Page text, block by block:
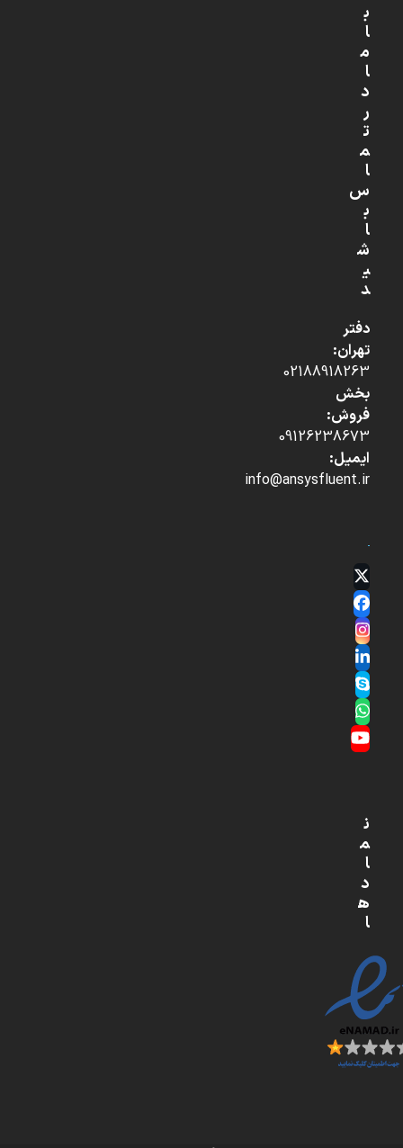
ب
ا
م
ا
د
ر
ت
م
ا
س
ب
ا
ش
ی
د
دفتر
تهران:
02188918263
بخش
فروش:
09126238673
ایمیل:
info@ansysfluent.ir
Twitter
(deprecated)
Facebook
Instagram
LinkedIn
Skype
Whatsapp
YouTube
ن
م
ا
د
ه
ا